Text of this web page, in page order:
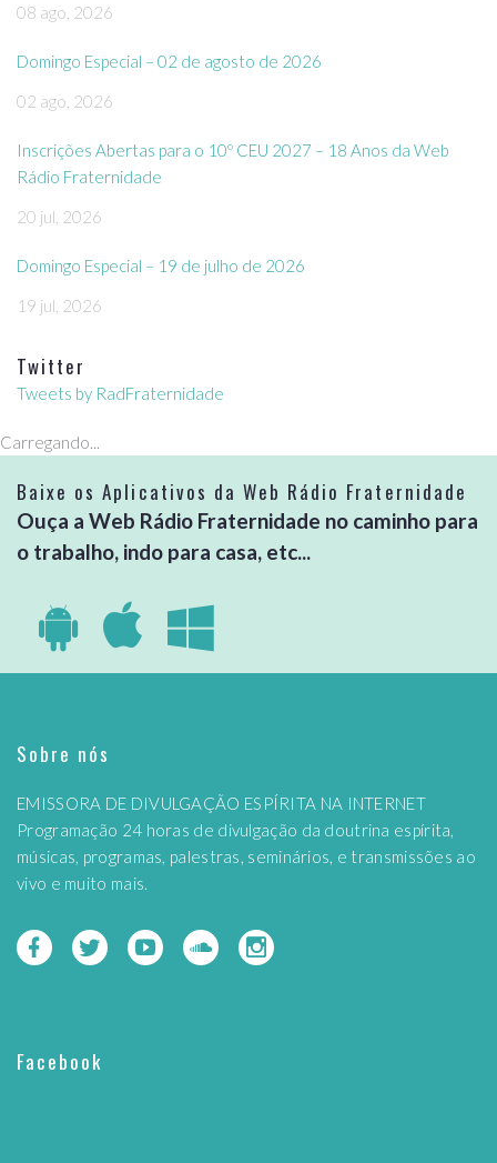
08 ago, 2026
Domingo Especial – 02 de agosto de 2026
02 ago, 2026
Inscrições Abertas para o 10º CEU 2027 – 18 Anos da Web
Rádio Fraternidade
20 jul, 2026
Domingo Especial – 19 de julho de 2026
19 jul, 2026
Twitter
Tweets by RadFraternidade
Carregando...
Baixe os Aplicativos da Web Rádio Fraternidade
Ouça a Web Rádio Fraternidade no caminho para
o trabalho, indo para casa, etc...
Sobre nós
EMISSORA DE DIVULGAÇÃO ESPÍRITA NA INTERNET
Programação 24 horas de divulgação da doutrina espírita,
músicas, programas, palestras, seminários, e transmissões ao
vivo e muito mais.
Facebook